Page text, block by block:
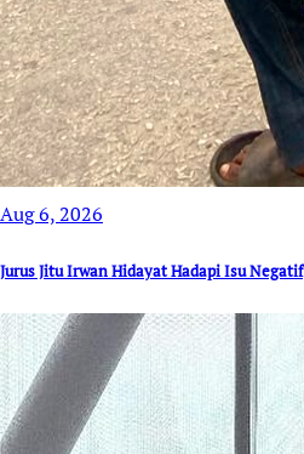
Aug 6, 2026
Jurus Jitu Irwan Hidayat Hadapi Isu Negatif